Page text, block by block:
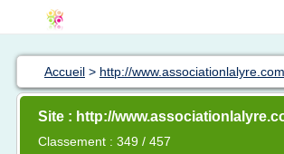
Accueil > http://www.associationlalyre.com
Site : http://
Classement : 349 / 457